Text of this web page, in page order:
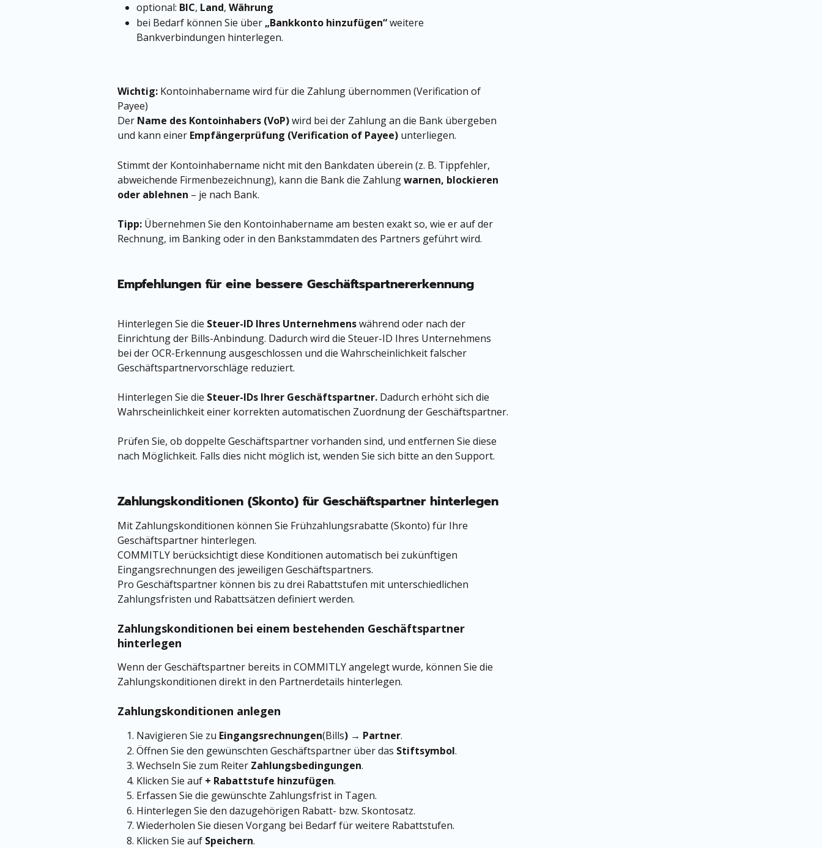
optional: BIC, Land, Währung
bei Bedarf können Sie über „Bankkonto hinzufügen“ weitere
Bankverbindungen hinterlegen.
Wichtig: Kontoinhabername wird für die Zahlung übernommen (Verification of
Payee)
Der Name des Kontoinhabers (VoP) wird bei der Zahlung an die Bank übergeben
und kann einer Empfängerprüfung (Verification of Payee) unterliegen.
Stimmt der Kontoinhabername nicht mit den Bankdaten überein (z. B. Tippfehler,
abweichende Firmenbezeichnung), kann die Bank die Zahlung warnen, blockieren
oder ablehnen – je nach Bank.
Tipp: Übernehmen Sie den Kontoinhabername am besten exakt so, wie er auf der
Rechnung, im Banking oder in den Bankstammdaten des Partners geführt wird.
Empfehlungen für eine bessere Geschäftspartnererkennung
Hinterlegen Sie die Steuer-ID Ihres Unternehmens während oder nach der
Einrichtung der Bills-Anbindung. Dadurch wird die Steuer-ID Ihres Unternehmens
bei der OCR-Erkennung ausgeschlossen und die Wahrscheinlichkeit falscher
Geschäftspartnervorschläge reduziert.
Hinterlegen Sie die Steuer-IDs Ihrer Geschäftspartner. Dadurch erhöht sich die
Wahrscheinlichkeit einer korrekten automatischen Zuordnung der Geschäftspartner.
Prüfen Sie, ob doppelte Geschäftspartner vorhanden sind, und entfernen Sie diese
nach Möglichkeit. Falls dies nicht möglich ist, wenden Sie sich bitte an den Support.
Zahlungskonditionen (Skonto) für Geschäftspartner hinterlegen
Mit Zahlungskonditionen können Sie Frühzahlungsrabatte (Skonto) für Ihre
Geschäftspartner hinterlegen.
COMMITLY berücksichtigt diese Konditionen automatisch bei zukünftigen
Eingangsrechnungen des jeweiligen Geschäftspartners.
Pro Geschäftspartner können bis zu drei Rabattstufen mit unterschiedlichen
Zahlungsfristen und Rabattsätzen definiert werden.
Zahlungskonditionen bei einem bestehenden Geschäftspartner
hinterlegen
Wenn der Geschäftspartner bereits in COMMITLY angelegt wurde, können Sie die
Zahlungskonditionen direkt in den Partnerdetails hinterlegen.
Zahlungskonditionen anlegen
Navigieren Sie zu Eingangsrechnungen(Bills) → Partner.
Öffnen Sie den gewünschten Geschäftspartner über das Stiftsymbol.
Wechseln Sie zum Reiter Zahlungsbedingungen.
Klicken Sie auf + Rabattstufe hinzufügen.
Erfassen Sie die gewünschte Zahlungsfrist in Tagen.
Hinterlegen Sie den dazugehörigen Rabatt- bzw. Skontosatz.
Wiederholen Sie diesen Vorgang bei Bedarf für weitere Rabattstufen.
Klicken Sie auf Speichern.